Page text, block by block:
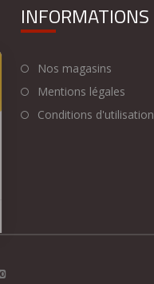
INFORMATIONS
Nos magasins
Mentions légales
Conditions d'utilisation